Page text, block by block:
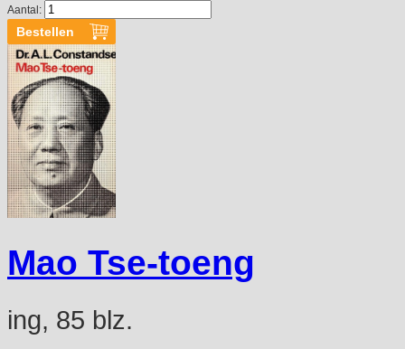
Aantal:
Mao Tse-toeng
ing, 85 blz.